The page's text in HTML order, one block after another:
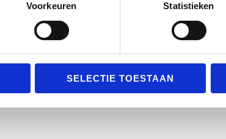
Voorkeuren Statistieken
SELECTIE TOESTAAN